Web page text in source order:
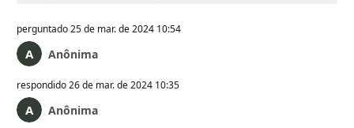
perguntado25 de mar. de 2024 10:54
Anônima
respondido26 de mar. de 2024 10:35
Anônima